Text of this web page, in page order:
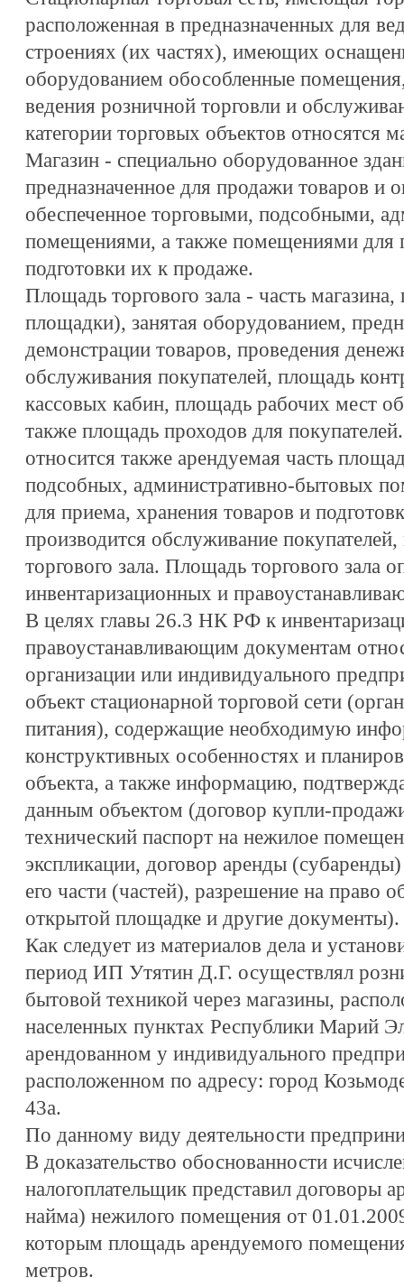
расположенная в предназначенных для
строениях (их частях), имеющих
оборудованием обособленные
ведения розничной торговли и
категории торговых объектов относятся
Магазин - специально оборудованное
предназначенное для продажи товаров и
обеспеченное торговыми, подсобными,
помещениями, а также помещениями для
подготовки их к продаже.
Площадь торгового зала - часть
площадки), занятая оборудованием,
демонстрации товаров, проведения
обслуживания покупателей, площадь
кассовых кабин, площадь рабочих мест
также площадь проходов для
относится также арендуемая часть
подсобных, административно-бытовых
для приема, хранения товаров и
производится обслуживание
торгового зала. Площадь торгового зала
инвентаризационных и
В целях главы 26.3 НК РФ к
правоустанавливающим документам
организации или индивидуального
объект стационарной торговой сети
питания), содержащие необходимую
конструктивных особенностях и
объекта, а также информацию,
данным объектом (договор купли-
технический паспорт на нежилое
экспликации, договор аренды
его части (частей), разрешение на право
открытой площадке и другие документы).
Как следует из материалов дела и
период ИП Утятин Д.Г. осуществлял
бытовой техникой через магазины,
населенных пунктах Республики Марий
арендованном у индивидуального
расположенном по адресу: город
43а.
По данному виду деятельности
В доказательство обоснованности
налогоплательщик представил договоры
найма) нежилого помещения от
которым площадь арендуемого
метров.